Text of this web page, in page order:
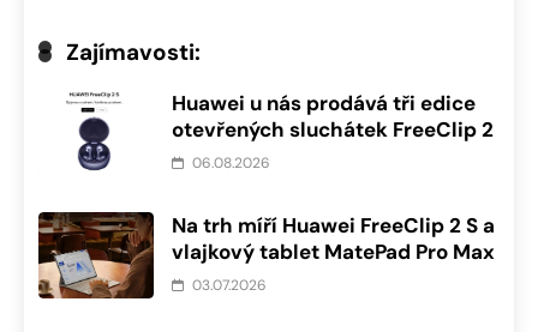
Zajímavosti:
Huawei u nás prodává tři edice
otevřených sluchátek FreeClip 2
06.08.2026
Na trh míří Huawei FreeClip 2 S a
vlajkový tablet MatePad Pro Max
03.07.2026